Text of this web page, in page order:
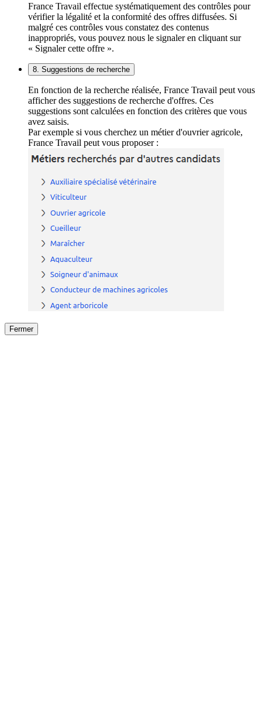
France Travail effectue systématiquement des contrôles pour
vérifier la légalité et la conformité des offres diffusées. Si
malgré ces contrôles vous constatez des contenus
inappropriés, vous pouvez nous le signaler en cliquant sur
« Signaler cette offre ».
8. Suggestions de recherche
En fonction de la recherche réalisée, France Travail peut vous
afficher des suggestions de recherche d'offres. Ces
suggestions sont calculées en fonction des critères que vous
avez saisis.
Par exemple si vous cherchez un métier d'ouvrier agricole,
France Travail peut vous proposer :
Fermer